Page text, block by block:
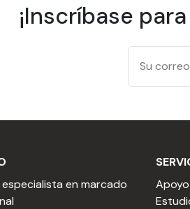
la temperatura del sustrato,
colocar en húmedo o en seco.
mismo tipo de producto de
a alta presión debe cumplir
máxima 80 bares.
¡Inscríbase
especialista en marcado